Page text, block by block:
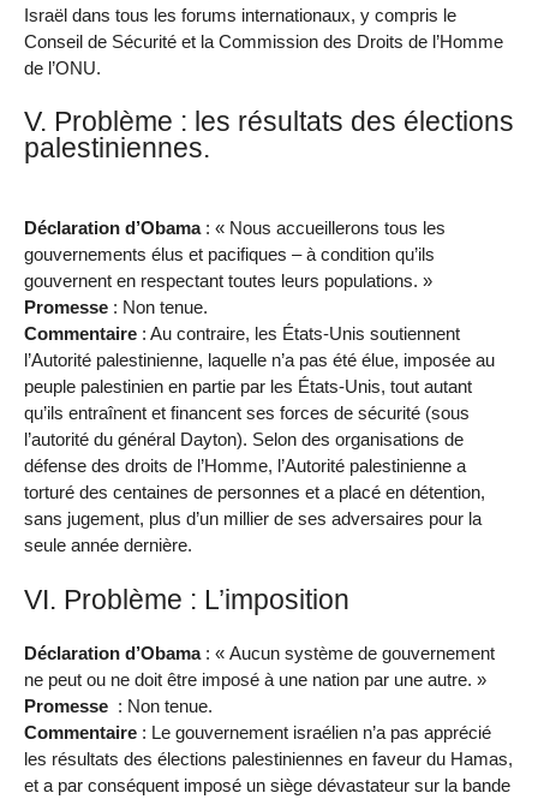
Israël dans tous les forums internationaux, y compris le
Conseil de Sécurité et la Commission des Droits de l’Homme
de l’ONU.
V. Problème : les résultats des élections
palestiniennes.
Déclaration d’Obama: « Nous accueillerons tous les
gouvernements élus et pacifiques – à condition qu’ils
gouvernent en respectant toutes leurs populations. »
Promesse : Non tenue.
Commentaire : Au contraire, les États-Unis soutiennent
l’Autorité palestinienne, laquelle n’a pas été élue, imposée au
peuple palestinien en partie par les États-Unis, tout autant
qu’ils entraînent et financent ses forces de sécurité (sous
l’autorité du général Dayton). Selon des organisations de
défense des droits de l’Homme, l’Autorité palestinienne a
torturé des centaines de personnes et a placé en détention,
sans jugement, plus d’un millier de ses adversaires pour la
seule année dernière.
VI. Problème : L’imposition
Déclaration d’Obama: « Aucun système de gouvernement
ne peut ou ne doit être imposé à une nation par une autre. »
Promesse : Non tenue.
Commentaire : Le gouvernement israélien n’a pas apprécié
les résultats des élections palestiniennes en faveur du Hamas,
et a par conséquent imposé un siège dévastateur sur la bande